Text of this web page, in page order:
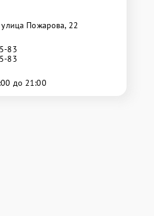
улица Пожарова, 22
83
83
до 21:00